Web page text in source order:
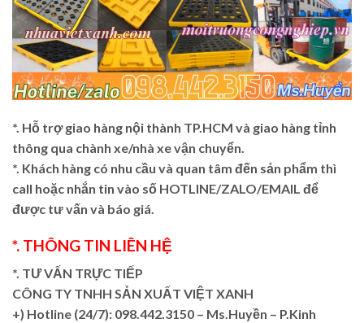
*. Hỗ trợ giao hàng nội thành TP.HCM và giao hàng tỉnh
thông qua chành xe/nhà xe vận chuyển.
*. Khách hàng có nhu cầu và quan tâm đến sản phẩm thì
call hoặc nhắn tin vào số HOTLINE/ZALO/EMAIL để
được tư vấn và báo giá.
*. THÔNG TIN LIÊN HỆ
*. TƯ VẤN TRỰC TIẾP
CÔNG TY TNHH SẢN XUẤT VIỆT XANH
+) Hotline (24/7): 098.442.3150 – Ms.Huyền – P.Kinh